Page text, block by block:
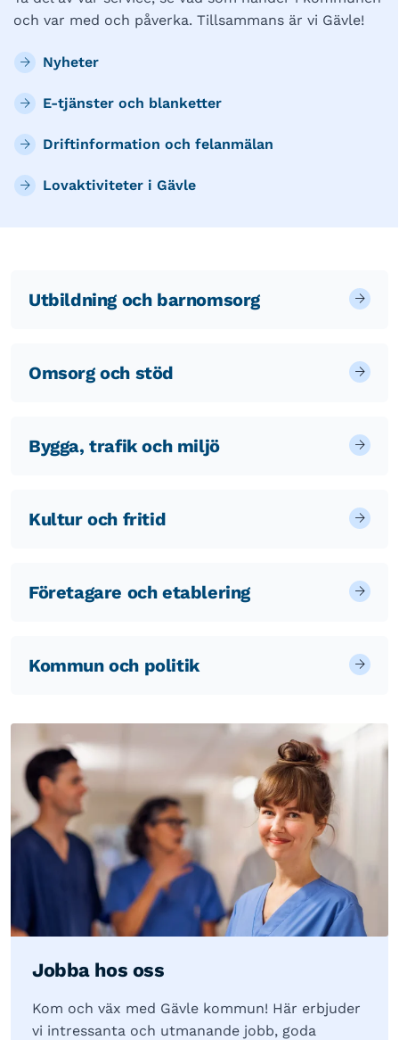
och var med och påverka. Tillsammans är vi Gävle!
Nyheter
E-tjänster och blanketter
Driftinformation och felanmälan
Lovaktiviteter i Gävle
Utbildning och barnomsorg
Omsorg och stöd
Bygga, trafik och miljö
Kultur och fritid
Företagare och etablering
Kommun och politik
Jobba hos oss
Kom och väx med Gävle kommun! Här erbjuder
vi intressanta och utmanande jobb, goda